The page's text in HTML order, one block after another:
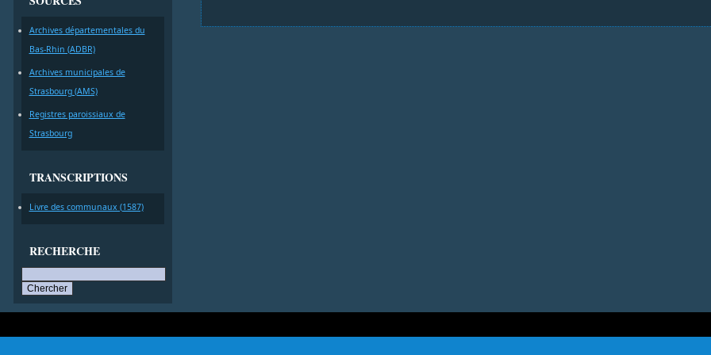
Archives départementales du
Bas-Rhin (ADBR)
Archives municipales de
Strasbourg (AMS)
Registres paroissiaux de
Strasbourg
TRANSCRIPTIONS
Livre des communaux (1587)
RECHERCHE